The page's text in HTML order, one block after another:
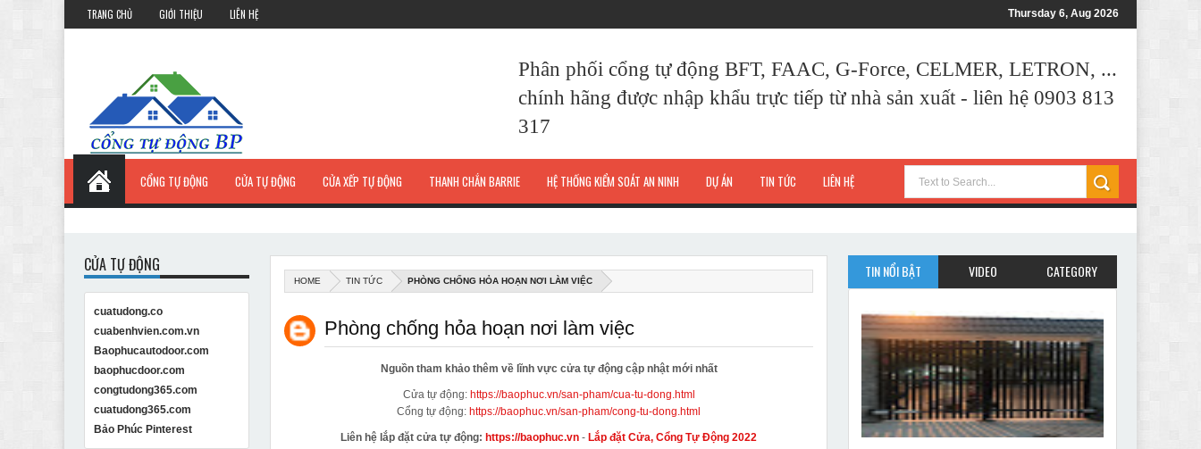
TRANG CHỦ GIỚI THIỆU LIÊN HỆ Thursday 6, Aug 2026
Phân phối cổng tự động BFT, FAAC, G-Force, CELMER, LETRON, ...
chính hãng được nhập khẩu trực tiếp từ nhà sản xuất - liên hệ 0903 813
317
CỔNG TỰ ĐỘNG CỬA TỰ ĐỘNG CỬA XẾP TỰ ĐỘNG THANH CHẮN BARRIE HỆ THỐNG KIỂM SOÁT AN NINH DỰ ÁN TIN TỨC LIÊN HỆ
HOME TIN TỨC PHÒNG CHỐNG HỎA HOẠN NƠI LÀM VIỆC
Phòng chống hỏa hoạn nơi làm việc
Nguồn tham khảo thêm về lĩnh vực cửa tự động cập nhật mới nhất
Cửa tự động: https://baophuc.vn/san-pham/cua-tu-dong.html
Cổng tự động: https://baophuc.vn/san-pham/cong-tu-dong.html
Liên hệ lắp đặt cửa tự động: https://baophuc.vn - Lắp đặt Cửa, Cổng Tự Động 2022
CỬA TỰ ĐỘNG
cuatudong.co
cuabenhvien.com.vn
Baophucautodoor.com
baophucdoor.com
congtudong365.com
cuatudong365.com
Bảo Phúc Pinterest
TIN NỔI BẬT VIDEO CATEGORY